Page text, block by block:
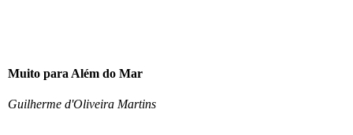
Muito para Além do Mar
Guilherme d'Oliveira Martins